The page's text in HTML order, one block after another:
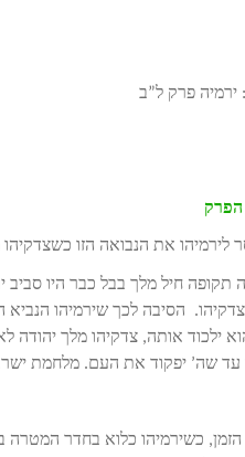
: ירמיה פרק ל”ב
הפרק
לירמיהו את הנבואה הזו כשצדקיהו
תקופה חיל מלך בבל כבר היו סביב
הסיבה לכך שירמיהו הנביא
ילכוד אותה, צדקיהו מלך יהודה
עד שה’ יפקוד את העם. מלחמת
הזמן, כשירמיהו כלוא בחדר המטרה